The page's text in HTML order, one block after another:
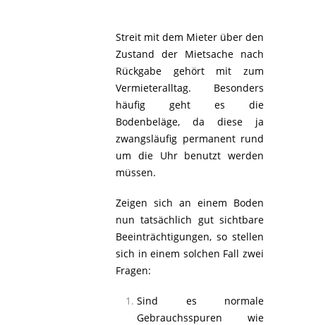
Streit mit dem Mieter über den
Zustand der Mietsache nach
Rückgabe gehört mit zum
Vermieteralltag. Besonders
häufig geht es die
Bodenbeläge, da diese ja
zwangsläufig permanent rund
um die Uhr benutzt werden
müssen.
Zeigen sich an einem Boden
nun tatsächlich gut sichtbare
Beeinträchtigungen, so stellen
sich in einem solchen Fall zwei
Fragen:
Sind es normale
Gebrauchsspuren wie